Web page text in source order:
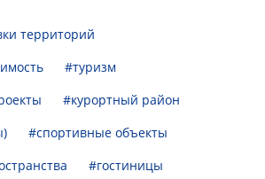
территорий
#туризм
#курортный район
#спортивные объекты
#гостиницы